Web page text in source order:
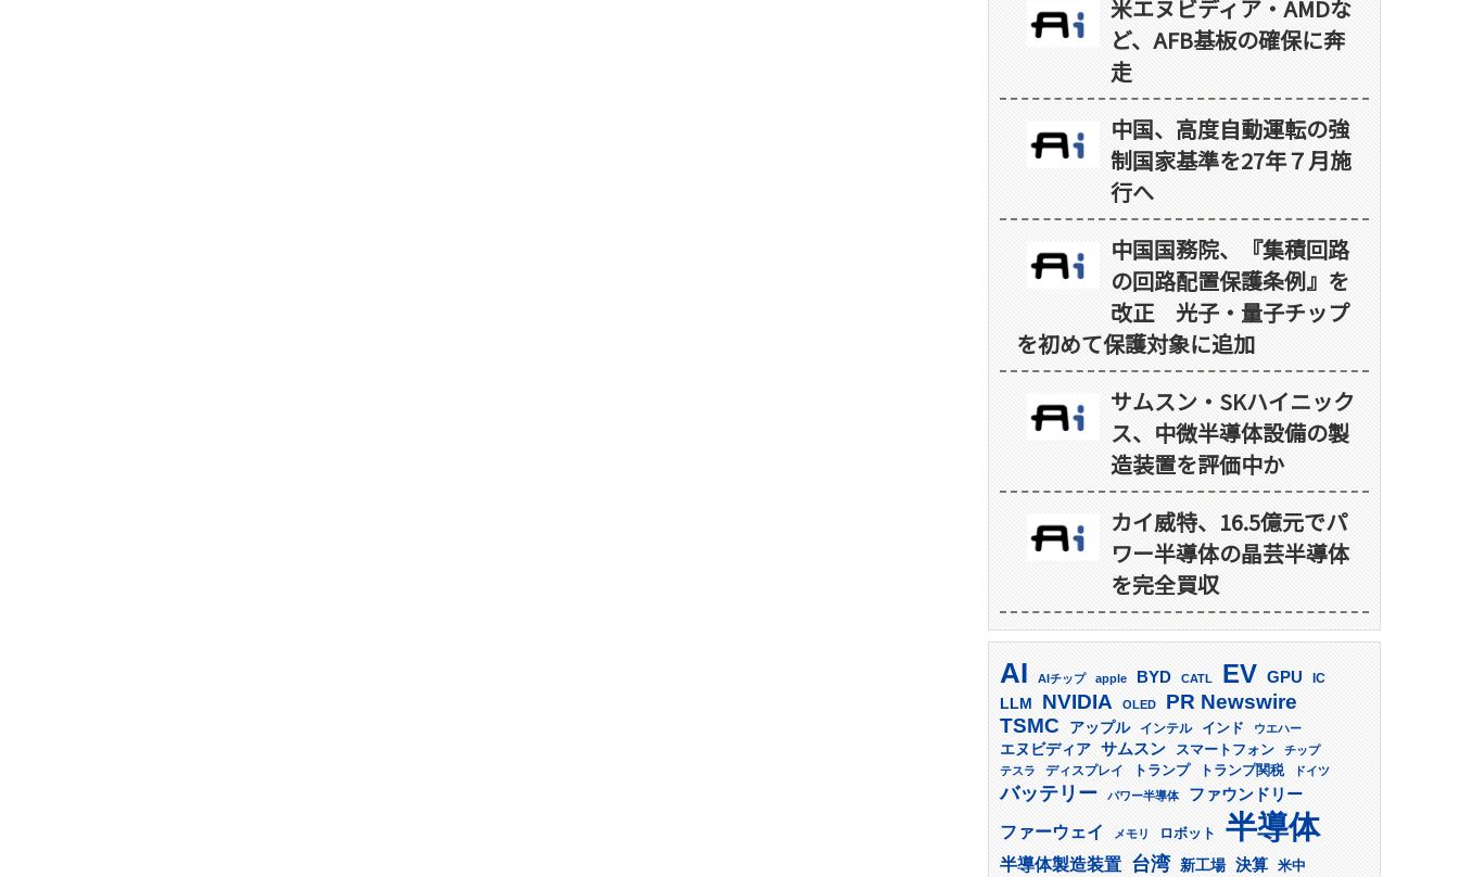
米エヌビディア・AMDな
ど、AFB基板の確保に奔
走
中国、高度自動運転の強
制国家基準を27年７月施
行へ
中国国務院、『集積回路
の回路配置保護条例』を
改正 光子・量子チップ
を初めて保護対象に追加
サムスン・SKハイニック
ス、中微半導体設備の製
造装置を評価中か
カイ威特、16.5億元でパ
ワー半導体の晶芸半導体
を完全買収
AI AIチップ apple BYD CATL EV GPU IC
LLM NVIDIA OLED PR Newswire
TSMC アップル インテル インド ウエハー
エヌビディア サムスン スマートフォン
チップ
テスラ
ディスプレイ トランプ トランプ関税 ドイツ
バッテリー パワー半導体 ファウンドリー
ファーウェイ メモリ ロボット 半導体
半導体製造装置 台湾 新工場 決算 米中